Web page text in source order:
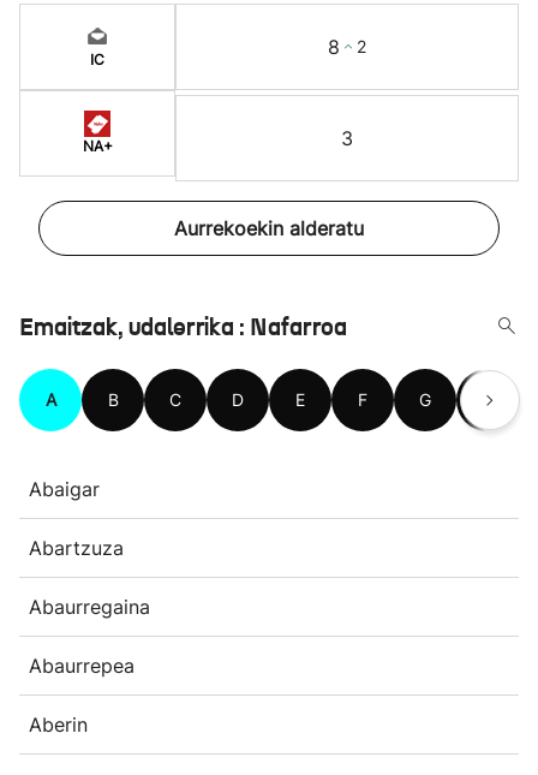
IC
NA+
8 2
3
Aurrekoekin alderatu
Emaitzak, udalerrika : Nafarroa
A B C D E F G H
Abaigar
Abartzuza
Abaurregaina
Abaurrepea
Aberin